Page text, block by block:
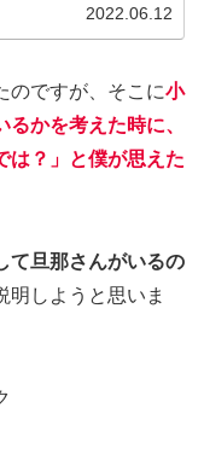
2022.06.12
のですが、そこに小
かを考えた時に、
は？」と僕が思えた
て旦那さんがいるの
明しようと思いま